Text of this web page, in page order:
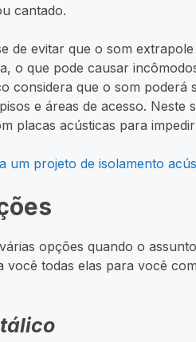
cantado.
de evitar que o som
o que pode causar
considera que o som poderá
e áreas de acesso. Neste
placas acústicas para
um projeto de isolamento
opções quando o
você todas elas para você